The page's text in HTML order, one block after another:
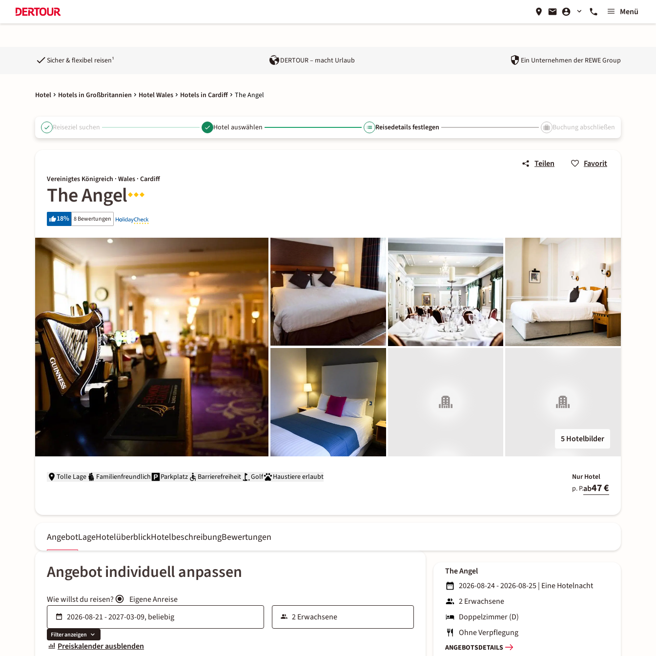
Menü
Sicher & flexibel reisen¹ DERTOUR – macht Urlaub Ein Unternehmen der REWE Group
Hotel Hotels in Großbritannien Hotel Wales Hotels in Cardiff The Angel
Reiseziel suchen Hotel auswählen Reisedetails festlegen Buchung abschließen
Teilen Favorit
Vereinigtes Königreich · Wales · Cardiff
The Angel
18% 8 Bewertungen
5 Hotelbilder
Tolle Lage Familienfreundlich Parkplatz Barrierefreiheit Golf Haustiere erlaubt
Nur Hotel
p. P.ab47 €
AngebotLageHotelüberblickHotelbeschreibungBewertungen
Angebot individuell anpassen
Wie willst du reisen? Eigene Anreise
Filter anzeigen
Preiskalender ausblenden
The Angel
2026-08-24 - 2026-08-25| Eine Hotelnacht
2 Erwachsene
Doppelzimmer (D)
Ohne Verpflegung
ANGEBOTSDETAILS